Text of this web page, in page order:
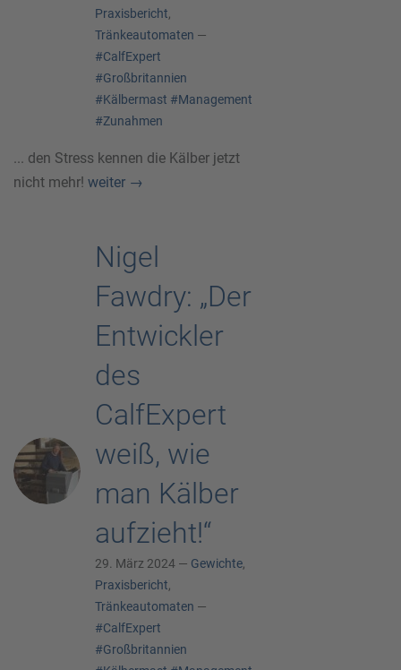
Praxisbericht,
Tränkeautomaten —
#CalfExpert
#Großbritannien
#Kälbermast #Management
#Zunahmen
... den Stress kennen die Kälber jetzt
nicht mehr! weiter →
Nigel
Fawdry: „Der
Entwickler
des
CalfExpert
weiß, wie
man Kälber
aufzieht!“
29. März 2024 — Gewichte,
Praxisbericht,
Tränkeautomaten —
#CalfExpert
#Großbritannien